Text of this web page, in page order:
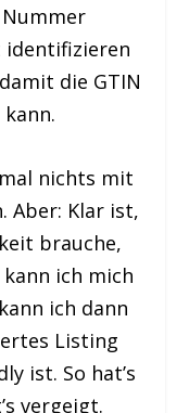
identifizieren
die GTIN
nichts mit
Aber: Klar ist,
brauche,
ich mich
ich dann
Listing
ist. So hat’s
vergeigt.